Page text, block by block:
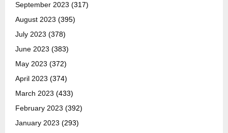
September 2023 (317)
August 2023 (395)
July 2023 (378)
June 2023 (383)
May 2023 (372)
April 2023 (374)
March 2023 (433)
February 2023 (392)
January 2023 (293)